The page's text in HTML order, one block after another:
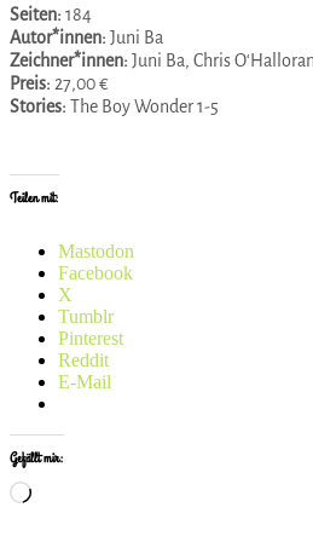
Seiten: 184
Autor*innen: Juni Ba
Zeichner*innen: Juni Ba, Chris O‘Halloran
Preis: 27,00 €
Stories: The Boy Wonder 1-5
Teilen mit:
Mastodon
Facebook
X
Tumblr
Pinterest
Reddit
E-Mail
Gefällt mir:
Wird